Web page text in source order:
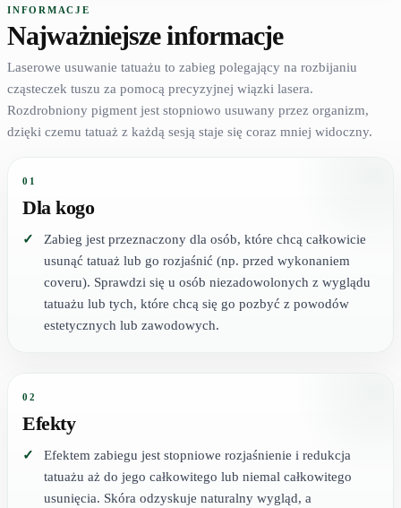
INFORMACJE
Najważniejsze informacje
Laserowe usuwanie tatuażu to zabieg polegający na rozbijaniu
cząsteczek tuszu za pomocą precyzyjnej wiązki lasera.
Rozdrobniony pigment jest stopniowo usuwany przez organizm,
dzięki czemu tatuaż z każdą sesją staje się coraz mniej widoczny.
01
Dla kogo
Zabieg jest przeznaczony dla osób, które chcą całkowicie
usunąć tatuaż lub go rozjaśnić (np. przed wykonaniem
coveru). Sprawdzi się u osób niezadowolonych z wyglądu
tatuażu lub tych, które chcą się go pozbyć z powodów
estetycznych lub zawodowych.
02
Efekty
Efektem zabiegu jest stopniowe rozjaśnienie i redukcja
tatuażu aż do jego całkowitego lub niemal całkowitego
usunięcia. Skóra odzyskuje naturalny wygląd, a